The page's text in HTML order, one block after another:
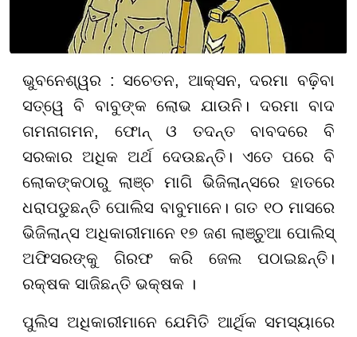
ଭୁବନେଶ୍ୱର : ସଚେତନ, ଆକ୍ସନ, ଦରମା ବଢ଼ିବା
ସତ୍ୱେ ବି ବାବୁଙ୍କ ଲୋଭ ଯାଉନି। ଦରମା ବାଦ
ଗମନାଗମନ, ଫୋନ୍ ଓ ତଦନ୍ତ ବାବଦରେ ବି
ସରକାର ଅଧିକ ଅର୍ଥ ଦେଉଛନ୍ତି। ଏତେ ପରେ ବି
ଲୋକଙ୍କଠାରୁ ଲାଞ୍ଚ ମାଗି ଭିଜିଲାନ୍ସରେ ହାତରେ
ଧରାପଡୁଛନ୍ତି ପୋଲିସ ବାବୁମାନେ। ଗତ ୧୦ ମାସରେ
ଭିଜିଲାନ୍ସ ଅଧିକାରୀମାନେ ୧୭ ଜଣ ଲାଞ୍ଚୁଆ ପୋଲିସ୍
ଅଫିସରଙ୍କୁ ଗିରଫ କରି ଜେଲ ପଠାଇଛନ୍ତି।
ରକ୍ଷକ ସାଜିଛନ୍ତି ଭକ୍ଷକ ।
ପୁଲିସ ଅଧିକାରୀମାନେ ଯେମିତି ଆର୍ଥିକ ସମସ୍ୟାରେ